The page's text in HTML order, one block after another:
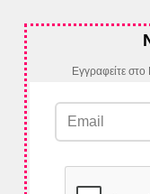
Εγγραφείτε